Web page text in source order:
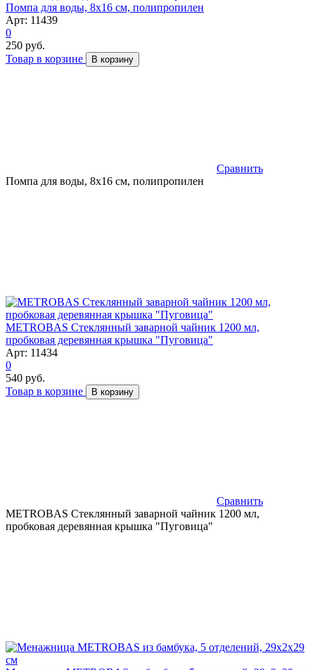
Помпа для воды, 8х16 см, полипропилен
Арт: 11439
0
250 руб.
Товар в корзине
В корзину
Сравнить
Помпа для воды, 8х16 см, полипропилен
METROBAS Стеклянный заварной чайник 1200 мл,
пробковая деревянная крышка "Пуговица"
Арт: 11434
0
540 руб.
Товар в корзине
В корзину
Сравнить
METROBAS Стеклянный заварной чайник 1200 мл,
пробковая деревянная крышка "Пуговица"